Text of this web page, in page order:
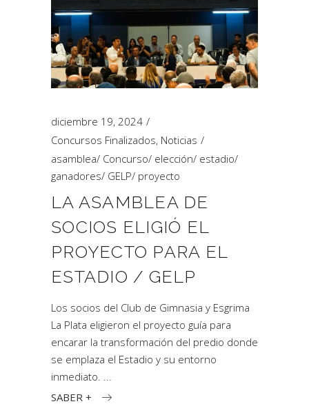
diciembre 19, 2024
Concursos Finalizados, Noticias
asamblea/ Concurso/ elección/ estadio/
ganadores/ GELP/ proyecto
LA ASAMBLEA DE
SOCIOS ELIGIÓ EL
PROYECTO PARA EL
ESTADIO / GELP
Los socios del Club de Gimnasia y Esgrima
La Plata eligieron el proyecto guía para
encarar la transformación del predio donde
se emplaza el Estadio y su entorno
inmediato.
SABER +